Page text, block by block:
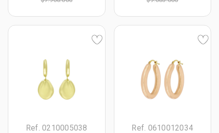
mm de ancho
Ref. 0210005038 Ref. 0610012034